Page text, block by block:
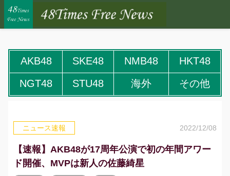
AKB48 SKE48 NMB48
HKT48
NGT48
STU48 海外 その他
ニュース速報 2022/12/08
【速報】AKB48が17周年公演で初の年間アワー
ド開催、MVPは新人の佐藤綺星